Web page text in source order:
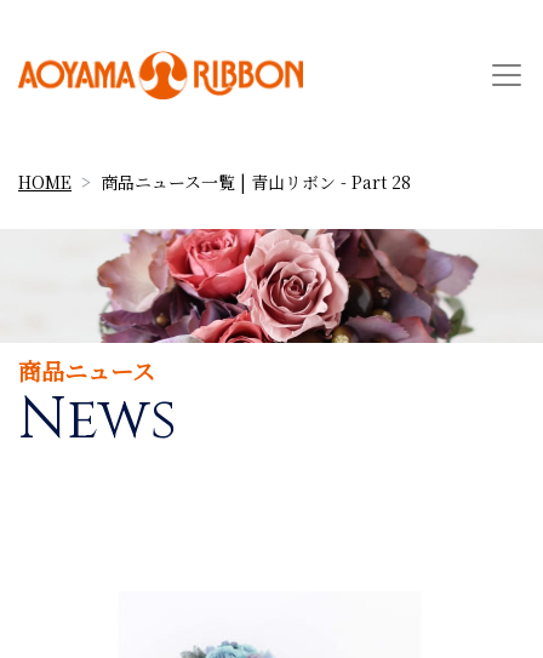
HOME 商品ニュース一覧 | 青山リボン - Part 28
商品ニュース
News